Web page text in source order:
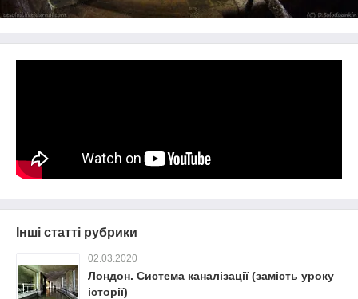
Інші статті рубрики
02.03.2020
Лондон. Система каналізації (замість уроку
історії)